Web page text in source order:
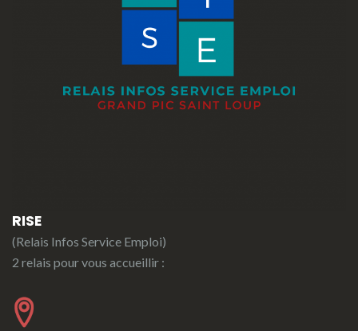
RISE
(Relais Infos Service Emploi)
2 relais pour vous accueillir :